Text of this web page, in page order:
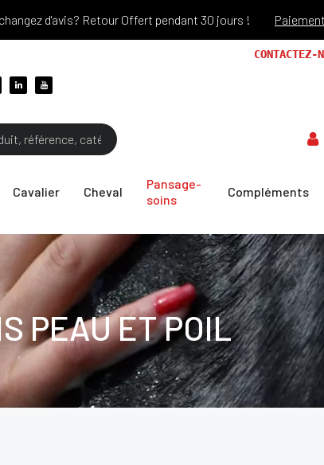
Retour Offert pendant 30 jours ! Paiements ALMA
CONTACTEZ-
Cavalier Cheval
Pansage-
soins
Compléments
PEAU ET POIL